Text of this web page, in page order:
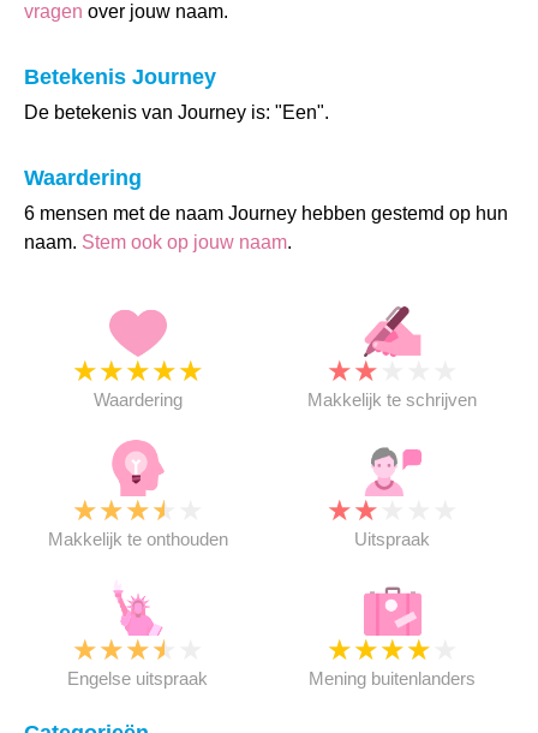
vragen over jouw naam.
Betekenis Journey
De betekenis van Journey is: "Een".
Waardering
6 mensen met de naam Journey hebben gestemd op hun
naam. Stem ook op jouw naam.
★★★★★
Waardering
★★
Makkelijk te schrijven
★★★★
Makkelijk te onthouden
★★
Uitspraak
★★★★
Engelse uitspraak
★★★★
Mening buitenlanders